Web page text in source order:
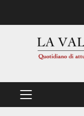
PRIMÄRES